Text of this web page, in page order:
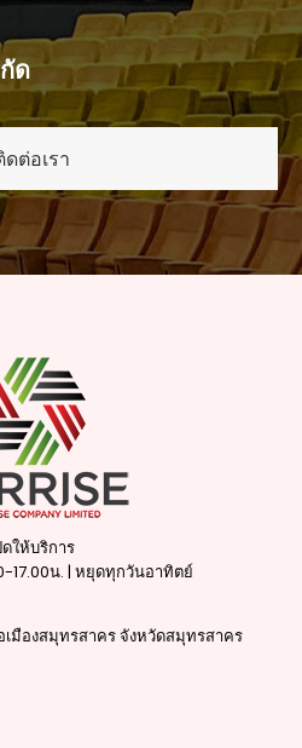
ด
ดต่อเรา
ดให้บริการ
17.00น. | หยุดทุกวันอาทิตย์
เมืองสมุทรสาคร จังหวัดสมุทรสาคร